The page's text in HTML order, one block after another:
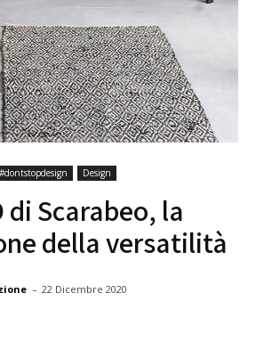
#dontstopdesign Design
di Scarabeo, la
della versatilità
- 22 Dicembre 2020